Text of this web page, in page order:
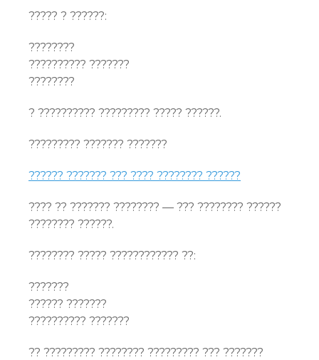
????? ? ??????:
????????
?????????? ???????
????????
? ?????????? ????????? ????? ??????.
????????? ??????? ???????
?????? ??????? ??? ???? ???????? ??????
???? ?? ??????? ???????? — ??? ???????? ??????
???????? ??????.
???????? ????? ???????????? ??:
???????
?????? ???????
?????????? ???????
?? ????????? ???????? ????????? ??? ???????